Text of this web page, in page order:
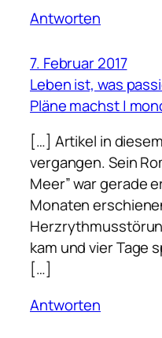
Antworten
7. Februar 2017
Leben ist, was
Pläne machst |
[…] Artikel in
vergangen. Sein
Meer” war gerade
Monaten
kam und vier Tage
[…]
Antworten